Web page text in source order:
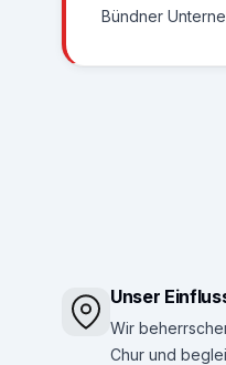
Bündner
Unser
Wir
Chur und